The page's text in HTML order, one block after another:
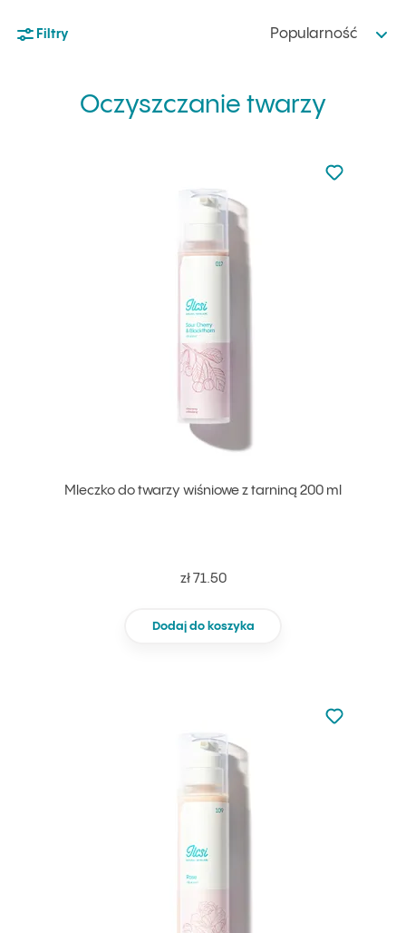
Filtry Popularność
Oczyszczanie twarzy
Mleczko do twarzy wiśniowe z tarniną 200 ml
zł 71.50
Dodaj do koszyka
Nie dodano
Dodaj do
Nie dodano
Dodaj do